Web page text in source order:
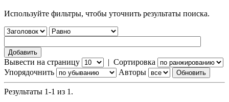
Используйте фильтры, чтобы уточнить результаты поиска.
Вывести на страницу | Сортировка
Упорядочнить
Авторы
Результаты 1-1 из 1.